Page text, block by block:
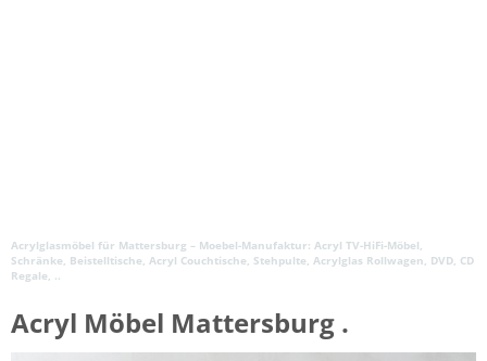
Acrylglasmöbel für Mattersburg – Moebel-Manufaktur: Acryl TV-HiFi-Möbel,
Schränke, Beistelltische, Acryl Couchtische, Stehpulte, Acrylglas Rollwagen, DVD, CD
Regale, ..
Acryl Möbel Mattersburg .